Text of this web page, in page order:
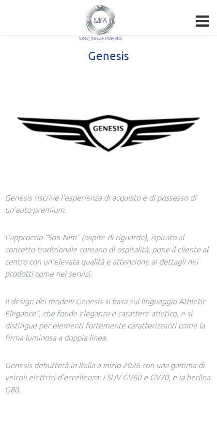
Genesis
Genesis riscrive l’esperienza di acquisto e di possesso di
un’auto premium.
L’approccio “Son-Nim” (ospite di riguardo), ispirato al
concetto tradizionale coreano di ospitalità, pone il cliente al
centro con un’elevata qualità e attenzione ai dettagli nei
prodotti come nei servizi.
Il design dei modelli Genesis si basa sul linguaggio Athletic
Elegance”, che fonde eleganza e carattere atletico, e si
distingue per elementi fortemente caratterizzanti come la
firma luminosa a doppia linea.
Genesis debutterà in Italia a inizio 2026 con una gamma di
veicoli elettrici d’eccellenza: i SUV GV60 e GV70, e la berlina
G80.